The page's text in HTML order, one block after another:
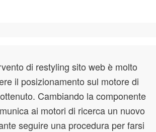
di restyling sito web è molto
il posizionamento sul motore di
Cambiando la componente
ai motori di ricerca un nuovo
seguire una procedura per farsi